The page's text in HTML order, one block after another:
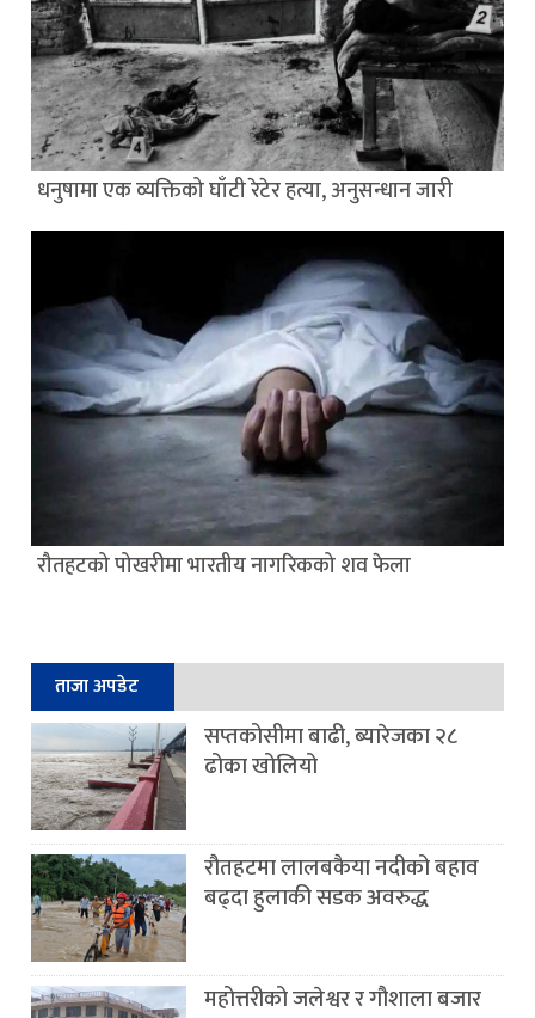
धनुषामा एक व्यक्तिको घाँटी रेटेर हत्या, अनुसन्धान जारी
रौतहटको पोखरीमा भारतीय नागरिकको शव फेला
ताजा अपडेट
सप्तकोसीमा बाढी, ब्यारेजका २८
ढोका खोलियो
रौतहटमा लालबकैया नदीको बहाव
बढ्दा हुलाकी सडक अवरुद्ध
महोत्तरीको जलेश्वर र गौशाला बजार